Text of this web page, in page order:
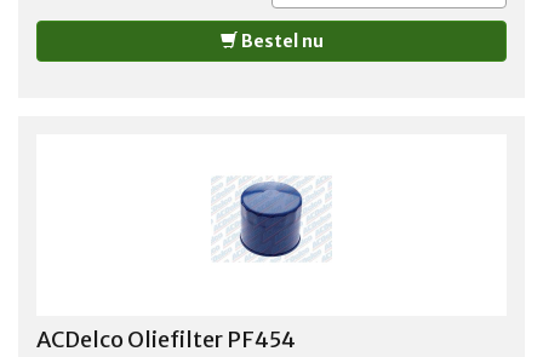
Bestel nu
ACDelco Oliefilter PF454